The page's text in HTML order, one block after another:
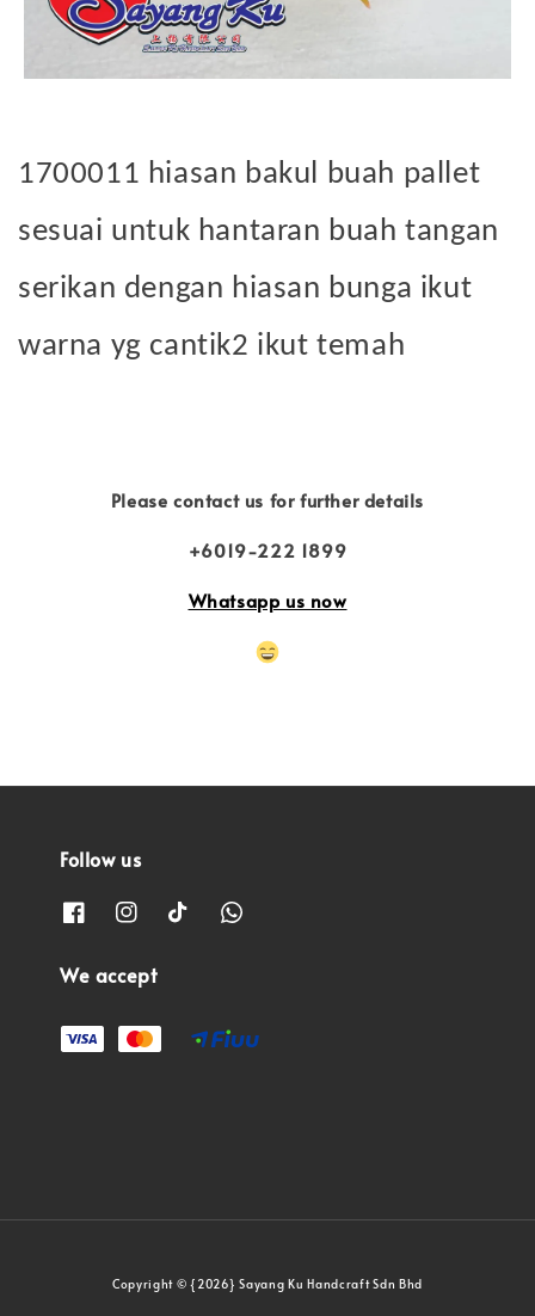
1700011 hiasan bakul buah pallet
sesuai untuk hantaran buah tangan
serikan dengan hiasan bunga ikut
warna yg cantik2 ikut temah
Please contact us for further details
+6019-222 1899
Whatsapp us now
Follow us
We accept
Copyright © {2026} Sayang Ku Handcraft Sdn Bhd